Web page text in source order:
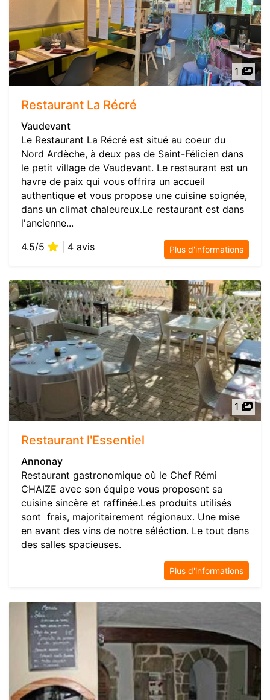
1
Restaurant La Récré
Vaudevant
Le Restaurant La Récré est situé au coeur du
Nord Ardèche, à deux pas de Saint-Félicien dans
le petit village de Vaudevant. Le restaurant est un
havre de paix qui vous offrira un accueil
authentique et vous propose une cuisine soignée,
dans un climat chaleureux.Le restaurant est dans
l'ancienne...
4.5/5
| 4 avis Plus d'informations
1
Restaurant l'Essentiel
Annonay
Restaurant gastronomique où le Chef Rémi
CHAIZE avec son équipe vous proposent sa
cuisine sincère et raffinée.Les produits utilisés
sont frais, majoritairement régionaux. Une mise
en avant des vins de notre séléction. Le tout dans
des salles spacieuses.
Plus d'informations